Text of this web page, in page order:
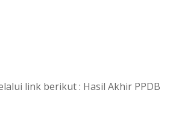
link berikut : Hasil Akhir PPDB